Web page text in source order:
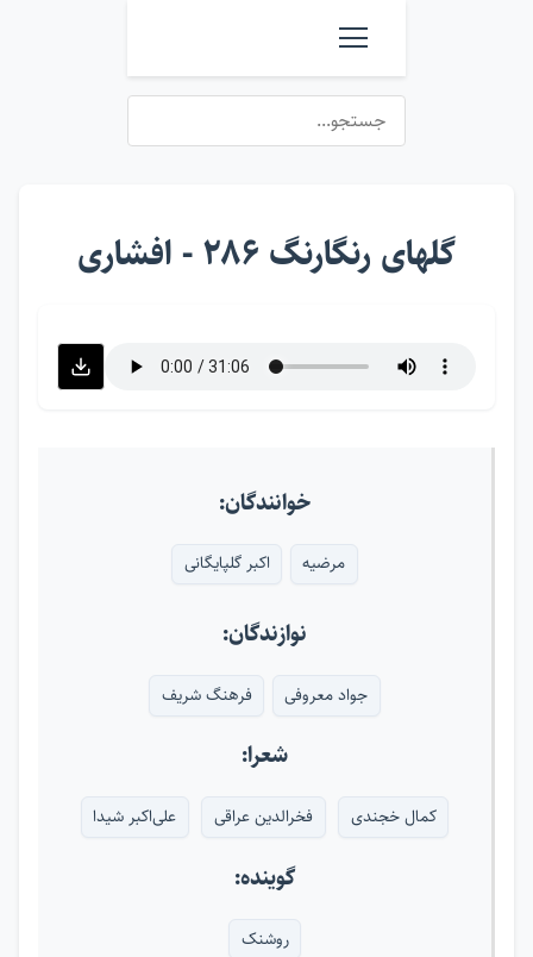
گلهای رنگارنگ ۲۸۶ - افشاری
خوانندگان:
مرضیه اکبر گلپایگانی
نوازندگان:
جواد معروفی فرهنگ شریف
شعرا:
کمال خجندی فخرالدین عراقی علی‌اکبر شیدا
گوینده:
روشنک